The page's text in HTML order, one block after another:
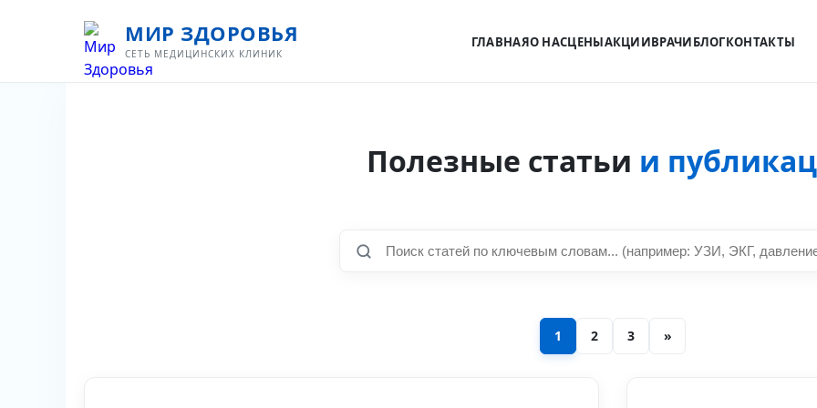
МИР ЗДОРОВЬЯ
СЕТЬ МЕДИЦИНСКИХ КЛИНИК
ГЛАВНАЯО НАСЦЕНЫАКЦИИВРАЧИБЛОГКОНТАКТЫ
Полезные статьи и
1 2 3 »